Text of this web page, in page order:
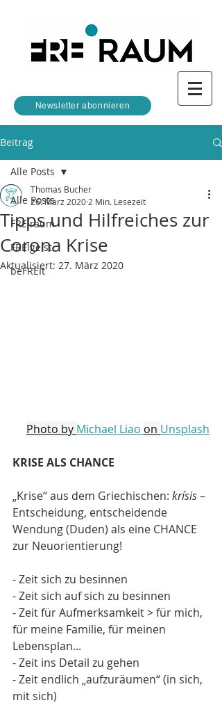
Newsletter abonnieren
Beitrag
Alle Posts
FREIraum
FREIgeist
beFREIt
Alle Posts
Tipps und Hilfreiches zur
Corona Krise
Thomas Bucher
26. März 2020 2 Min. Lesezeit
Aktualisiert: 27. März 2020
Photo by Michael Liao on Unsplash
KRISE ALS CHANCE
„Krise“ aus dem Griechischen: krísis –
Entscheidung, entscheidende
Wendung (Duden) als eine CHANCE
zur Neuorientierung!
- Zeit sich zu besinnen
- Zeit sich auf sich zu besinnen
- Zeit für Aufmerksamkeit > für mich,
für meine Familie, für meinen
Lebensplan...
- Zeit ins Detail zu gehen
- Zeit endlich „aufzuräumen“ (in sich,
mit sich)